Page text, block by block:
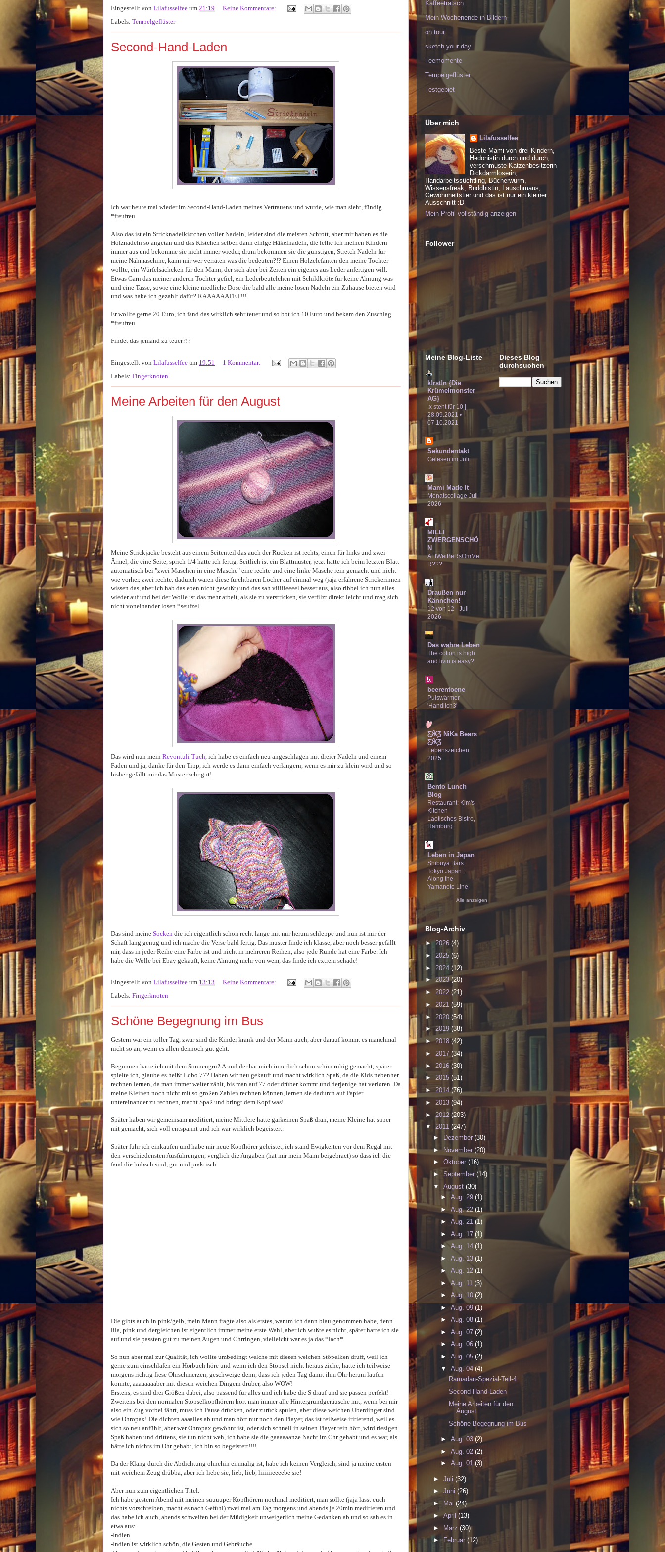
Eingestellt von Lilafusselfee um 21:19
Keine Kommentare:
Labels: Tempelgeflüster
Second-Hand-Laden
Ich war heute mal wieder im Second-Hand-Laden meines Vertrauens und wurde, wie man sieht, fündig
*freufreu
Also das ist ein Stricknadelkistchen voller Nadeln, leider sind die meisten Schrott, aber mir haben es die
Holznadeln so angetan und das Kistchen selber, dann einige Häkelnadeln, die leihe ich meinen Kindern
immer aus und bekomme sie nicht immer wieder, drum bekommen sie die günstigen, Stretch Nadeln für
meine Nähmaschine, kann mir wer verraten was die bedeuten?!? Einen Holzelefanten den meine Tochter
wollte, ein Würfelsächcken für den Mann, der sich aber bei Zeiten ein eigenes aus Leder anfertigen will.
Etwas Garn das meiner anderen Tochter gefiel, ein Lederbeutelchen mit Schildkröte für keine Ahnung was
und eine Tasse, sowie eine kleine niedliche Dose die bald alle meine losen Nadeln ein Zuhause bieten wird
und was habe ich gezahlt dafür? RAAAAAATET!!!
Er wollte gerne 20 Euro, ich fand das wirklich sehr teuer und so bot ich 10 Euro und bekam den Zuschlag
*freufreu
Findet das jemand zu teuer?!?
Eingestellt von Lilafusselfee um 19:51
1 Kommentar:
Labels: Fingerknoten
Meine Arbeiten für den August
Meine Strickjacke besteht aus einem Seitenteil das auch der Rücken ist rechts, einen für links und zwei
Ärmel, die eine Seite, sprich 1/4 hatte ich fertig. Seitlich ist ein Blattmuster, jetzt hatte ich beim letzten Blatt
automatisch bei "zwei Maschen in eine Masche" eine rechte und eine linke Masche rein gemacht und nicht
wie vorher, zwei rechte, dadurch waren diese furchtbaren Löcher auf einmal weg (jaja erfahrene Strickerinnen
wissen das, aber ich hab das eben nicht gewußt) und das sah viiiiieeeel besser aus, also ribbel ich nun alles
wieder auf und bei der Wolle ist das mehr arbeit, als sie zu verstricken, sie verfilzt direkt leicht und mag sich
nicht voneinander losen *seufzel
Das wird nun mein Revontuli-Tuch, ich habe es einfach neu angeschlagen mit dreier Nadeln und einem
Faden und ja, danke für den Tipp, ich werde es dann einfach verlängern, wenn es mir zu klein wird und so
bisher gefällt mir das Muster sehr gut!
Das sind meine Socken die ich eigentlich schon recht lange mit mir herum schleppe und nun ist mir der
Schaft lang genug und ich mache die Verse bald fertig. Das muster finde ich klasse, aber noch besser gefällt
mir, dass in jeder Reihe eine Farbe ist und nicht in mehreren Reihen, also jede Runde hat eine Farbe. Ich
habe die Wolle bei Ebay gekauft, keine Ahnung mehr von wem, das finde ich extrem schade!
Eingestellt von Lilafusselfee um 13:13
Keine Kommentare:
Labels: Fingerknoten
Schöne Begegnung im Bus
Gestern war ein toller Tag, zwar sind die Kinder krank und der Mann auch, aber darauf kommt es manchmal
nicht so an, wenn es allen dennoch gut geht.
Begonnen hatte ich mit dem Sonnengruß A und der hat mich innerlich schon schön ruhig gemacht, später
spielte ich, glaube es heißt Lobo 77? Haben wir neu gekauft und macht wirklich Spaß, da die Kids nebenher
rechnen lernen, da man immer weiter zählt, bis man auf 77 oder drüber kommt und derjenige hat verloren. Da
meine Kleinen noch nicht mit so großen Zahlen rechnen können, lernen sie dadurch auf Papier
untereinander zu rechnen, macht Spaß und bringt dem Kopf was!
Später haben wir gemeinsam meditiert, meine Mittlere hatte garkeinen Spaß dran, meine Kleine hat super
mit gemacht, sich voll entspannt und ich war wirklich begeistert.
Später fuhr ich einkaufen und habe mir neue Kopfhörer geleistet, ich stand Ewigkeiten vor dem Regal mit
den verschiedensten Ausführungen, verglich die Angaben (hat mir mein Mann beigebract) so dass ich die
fand die hübsch sind, gut und praktisch.
Die gibts auch in pink/gelb, mein Mann fragte also als erstes, warum ich dann blau genommen habe, denn
lila, pink und dergleichen ist eigentlich immer meine erste Wahl, aber ich wußte es nicht, später hatte ich sie
auf und sie passten gut zu meinen Augen und Ohrringen, vielleicht war es ja das *lach*
So nun aber mal zur Qualität, ich wollte umbedingt welche mit diesen weichen Stöpelken druff, weil ich
gerne zum einschlafen ein Hörbuch höre und wenn ich den Stöpsel nicht heraus ziehe, hatte ich teilweise
morgens richtig fiese Ohrschmerzen, geschweige denn, dass ich jeden Tag damit ihm Ohr herum laufen
konnte, aaaaaaaaber mit diesen weichen Dingern drüber, also WOW!
Erstens, es sind drei Größen dabei, also passend für alles und ich habe die S drauf und sie passen perfekt!
Zweitens bei den normalen Stöpselkopfhörern hört man immer alle Hintergrundgeräusche mit, wenn bei mir
also ein Zug vorbei fährt, muss ich Pause drücken, oder zurück spulen, aber diese weichen Überdinger sind
wie Ohropax! Die dichten aaaalles ab und man hört nur noch den Player, das ist teilweise iritierend, weil es
sich so neu anfühlt, aber wer Ohropax gewöhnt ist, oder sich schnell in seinen Player rein hört, wird riesigen
Spaß haben und drittens, sie tun nicht weh, ich habe sie die gaaaaaanze Nacht im Ohr gehabt und es war, als
hätte ich nichts im Ohr gehabt, ich bin so begeistert!!!!
Da der Klang durch die Abdichtung ohnehin einmalig ist, habe ich keinen Vergleich, sind ja meine ersten
mit weichem Zeug drübba, aber ich liebe sie, lieb, lieb, liiiiiieeeebe sie!
Aber nun zum eigentlichen Titel.
Ich habe gestern Abend mit meinen suuuuper Kopfhörern nochmal meditiert, man sollte (jaja lasst euch
nichts vorschreiben, macht es nach Gefühl) zwei mal am Tag morgens und abends je 20min meditieren und
das habe ich auch, abends schweifen bei der Müdigkeit unweigerlich meine Gedanken ab und so sah es in
etwa aus:
-Indien
-Indien ist wirklich schön, die Gesten und Gebräuche
Kaffeetratsch
Mein Wochenende in Bildern
on tour
sketch your day
Teemomente
Tempelgeflüster
Testgebiet
Über mich
Lilafusselfee
Beste Mami von drei Kindern,
Hedonistin durch und durch,
verschmuste Katzenbesitzerin
Dickdarmloserin,
Handarbeitssüchtling, Bücherwurm,
Wissensfreak, Buddhistin, Lauschmaus,
Gewohnheitstier und das ist nur ein kleiner
Ausschnitt :D
Mein Profil vollständig anzeigen
Follower
Meine Blog-Liste
k!rst!n {Die
Krümelmonster
AG}
.x steht für 10 |
28.09.2021 •
07.10.2021
Sekundentakt
Gelesen im Juli
Mami Made It
Monatscollage Juli
2026
MILLI
ZWERGENSCHÖ
N
ALtWeiBeRsOmMe
R???
Draußen nur
Kännchen!
12 von 12 - Juli
2026
Das wahre Leben
The cotton is high
and livin is easy?
beerentoene
Pulswärmer
'Handlich3'
Ƹ̵̡Ӝ̵̨̄Ʒ NiKa Bears
Ƹ̵̡Ӝ̵̨̄Ʒ
Lebenszeichen
2025
Bento Lunch
Blog
Restaurant: Kim's
Kitchen -
Laotisches Bistro,
Hamburg
Leben in Japan
Shibuya Bars
Tokyo Japan |
Along the
Yamanote Line
Alle anzeigen
Dieses Blog
durchsuchen
Blog-Archiv
►2026 (4)
► 2025 (6)
► 2024 (12)
►2023(20)
► 2022 (21)
► 2021 (59)
► 2020 (54)
►2019 (38)
►2018 (42)
► 2017 (34)
► 2016 (30)
► 2015 (51)
► 2014(76)
► 2013 (94)
► 2012 (203)
▼ 2011 (247)
►
Dezember (30)
► November (20)
► Oktober (16)
► September (14)
▼ August (30)
►Aug. 29(1)
►Aug. 22(1)
►Aug. 21(1)
►Aug. 17(1)
►Aug. 14(1)
►Aug. 13(1)
►Aug. 12(1)
►Aug. 11(3)
►Aug. 10(2)
►Aug. 09(1)
►Aug. 08(1)
►Aug. 07(2)
►Aug. 06(1)
►Aug. 05(2)
▼Aug. 04(4)
Ramadan-Spezial-Teil-4
Second-Hand-Laden
Meine Arbeiten für den
August
Schöne Begegnung im Bus
►Aug. 03(2)
►Aug. 02(2)
►Aug. 01(3)
► Juli (32)
► Juni (26)
►
Mai (24)
►April (13)
► März (30)
► Februar (12)